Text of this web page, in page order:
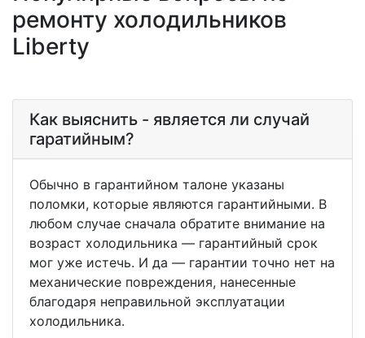
ремонту холодильников
Liberty
Как выяснить - является ли случай
гаратийным?
Обычно в гарантийном талоне указаны
поломки, которые являются гарантийными. В
любом случае сначала обратите внимание на
возраст холодильника — гарантийный срок
мог уже истечь. И да — гарантии точно нет на
механические повреждения, нанесенные
благодаря неправильной эксплуатации
холодильника.